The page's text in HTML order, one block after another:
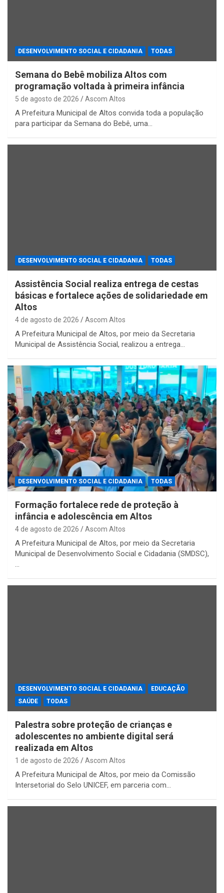
DESENVOLVIMENTO SOCIAL E CIDADANIA TODAS
Semana do Bebê mobiliza Altos com
programação voltada à primeira infância
5 de agosto de 2026 Ascom Altos
A Prefeitura Municipal de Altos convida toda a população
para participar da Semana do Bebê, uma…
DESENVOLVIMENTO SOCIAL E CIDADANIA TODAS
Assistência Social realiza entrega de cestas
básicas e fortalece ações de solidariedade em
Altos
4 de agosto de 2026 Ascom Altos
A Prefeitura Municipal de Altos, por meio da Secretaria
Municipal de Assistência Social, realizou a entrega…
DESENVOLVIMENTO SOCIAL E CIDADANIA TODAS
Formação fortalece rede de proteção à
infância e adolescência em Altos
4 de agosto de 2026 Ascom Altos
A Prefeitura Municipal de Altos, por meio da Secretaria
Municipal de Desenvolvimento Social e Cidadania (SMDSC),
…
DESENVOLVIMENTO SOCIAL E CIDADANIA
EDUCAÇÃO
SAÚDE
TODAS
Palestra sobre proteção de crianças e
adolescentes no ambiente digital será
realizada em Altos
1 de agosto de 2026 Ascom Altos
A Prefeitura Municipal de Altos, por meio da Comissão
Intersetorial do Selo UNICEF, em parceria com…